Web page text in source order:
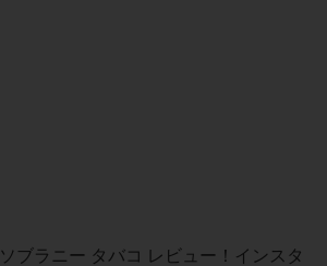
ソブラニー タバコ レビュー！インスタ